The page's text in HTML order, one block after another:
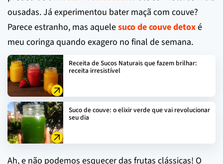
ousadas. Já experimentou bater maçã com couve?
Parece estranho, mas aquelesuco de couve detoxé
meu coringa quando exagero no final de semana.
Receita de Sucos Naturais que fazem brilhar:
receita irresistível
Suco de couve: o elixir verde que vai revolucionar
seu dia
Ah, e não podemos esquecer das frutas clássicas! O